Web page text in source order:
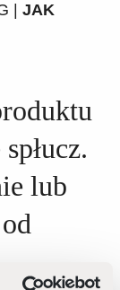
| JAK
lub